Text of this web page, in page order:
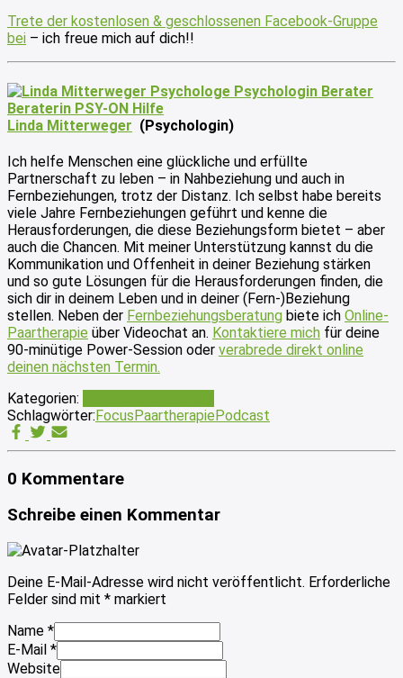
Trete der kostenlosen & geschlossenen Facebook-Gruppe
bei – ich freue mich auf dich!!
Linda Mitterweger (Psychologin)
Ich helfe Menschen eine glückliche und erfüllte
Partnerschaft zu leben – in Nahbeziehung und auch in
Fernbeziehungen, trotz der Distanz. Ich selbst habe bereits
viele Jahre Fernbeziehungen geführt und kenne die
Herausforderungen, die diese Beziehungsform bietet – aber
auch die Chancen. Mit meiner Unterstützung kannst du die
Kommunikation und Offenheit in deiner Beziehung stärken
und so gute Lösungen für die Herausforderungen finden, die
sich dir in deinem Leben und in deiner (Fern-)Beziehung
stellen. Neben der Fernbeziehungsberatung biete ich Online-
Paartherapie über Videochat an. Kontaktiere mich für deine
90-minütige Power-Session oder verabrede direkt online
deinen nächsten Termin.
Kategorien:
Schlagwörter:FocusPaartherapiePodcast
0 Kommentare
Schreibe einen Kommentar
Deine E-Mail-Adresse wird nicht veröffentlicht. Erforderliche
Felder sind mit * markiert
Name *
E-Mail *
Website